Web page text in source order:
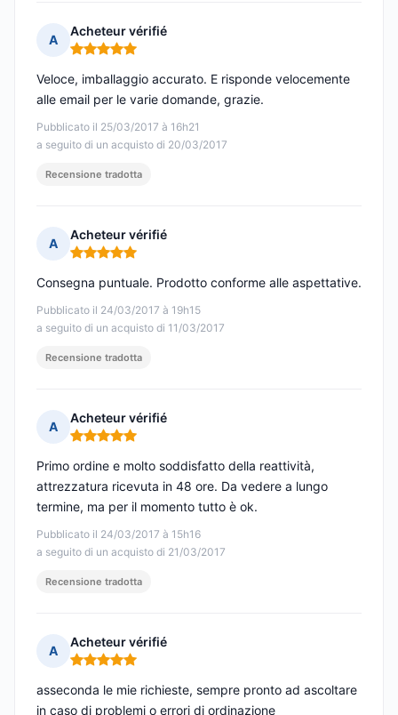
A
Acheteur vérifié
Nota: 5 su 5
Pubblicato il 25/03/2017 à 16h21
a seguito di un acquisto di 20/03/2017
Veloce, imballaggio accurato. E risponde velocemente
alle email per le varie domande, grazie.
Recensione tradotta
A
Acheteur vérifié
Nota: 5 su 5
Pubblicato il 24/03/2017 à 19h15
a seguito di un acquisto di 11/03/2017
Consegna puntuale. Prodotto conforme alle aspettative.
Recensione tradotta
A
Acheteur vérifié
Nota: 5 su 5
Pubblicato il 24/03/2017 à 15h16
a seguito di un acquisto di 21/03/2017
Primo ordine e molto soddisfatto della reattività,
attrezzatura ricevuta in 48 ore. Da vedere a lungo
termine, ma per il momento tutto è ok.
Recensione tradotta
A
Acheteur vérifié
Nota: 5 su 5
asseconda le mie richieste, sempre pronto ad ascoltare
in caso di problemi o errori di ordinazione